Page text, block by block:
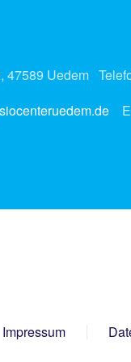
47589 Uedem
Impressum